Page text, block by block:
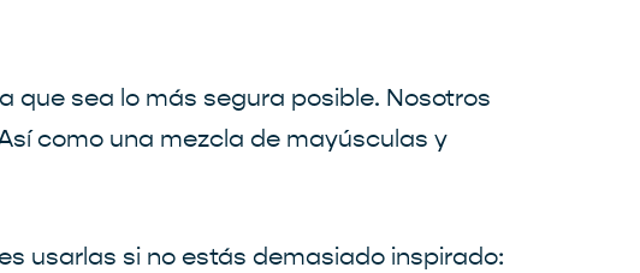
sea lo más segura posible. Nosotros
como una mezcla de mayúsculas y
usarlas si no estás demasiado inspirado: